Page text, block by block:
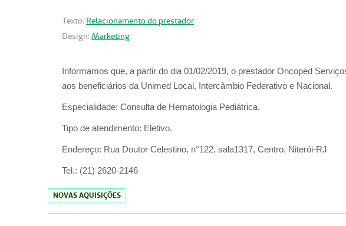
Texto: Relacionamento do prestador
Design: Marketing
Informamos que, a partir do dia 01/02/2019, o prestador Oncoped
aos beneficiários da Unimed Local, Intercâmbio Federativo e Nacional.
Especialidade: Consulta de Hematologia Pediátrica.
Tipo de atendimento: Eletivo.
Endereço: Rua Doutor Celestino, n°122, sala1317, Centro, Niterói-RJ
Tel.: (21) 2620-2146
NOVAS AQUISIÇÕES